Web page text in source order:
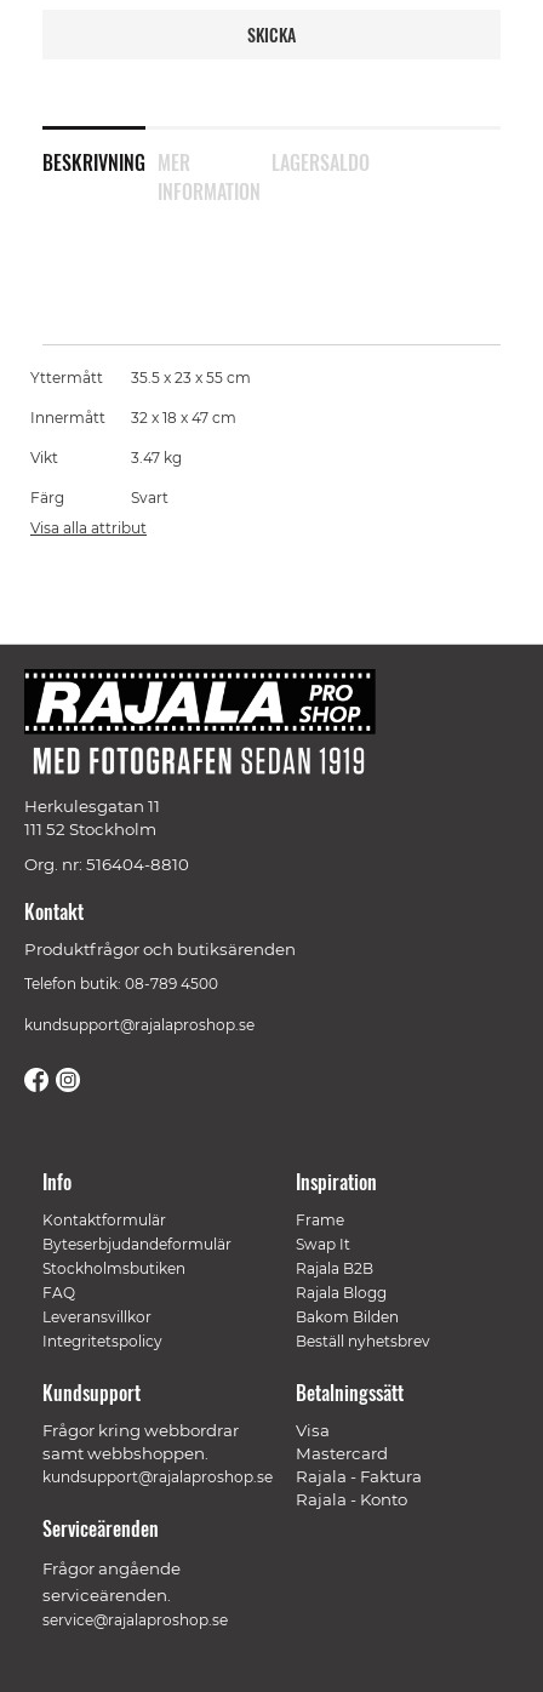
SKICKA
BESKRIVNING MER
INFORMATION
LAGERSALDO
Yttermått 35.5 x 23 x 55 cm
Innermått 32 x 18 x 47 cm
Vikt 3.47 kg
Färg
Svart
Visa alla attribut
Herkulesgatan 11
111 52 Stockholm
Org. nr: 516404-8810
Kontakt
Produktfrågor och butiksärenden
Telefon butik: 08-789 4500
kundsupport@rajalaproshop.se
Info
Kontaktformulär
Byteserbjudandeformulär
Stockholmsbutiken
FAQ
Leveransvillkor
Integritetspolicy
Inspiration
Frame
Swap It
Rajala B2B
Rajala Blogg
Bakom Bilden
Beställ nyhetsbrev
Betalningssätt
Visa
Mastercard
Rajala - Faktura
Rajala - Konto
Kundsupport
Frågor kring webbordrar
samt webbshoppen.
kundsupport@rajalaproshop.se
Serviceärenden
Frågor angående
serviceärenden.
service@rajalaproshop.se